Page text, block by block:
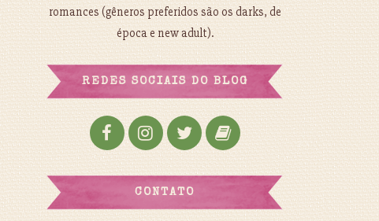
romances (gêneros preferidos são os darks, de
época e new adult).
REDES SOCIAIS DO BLOG
CONTATO